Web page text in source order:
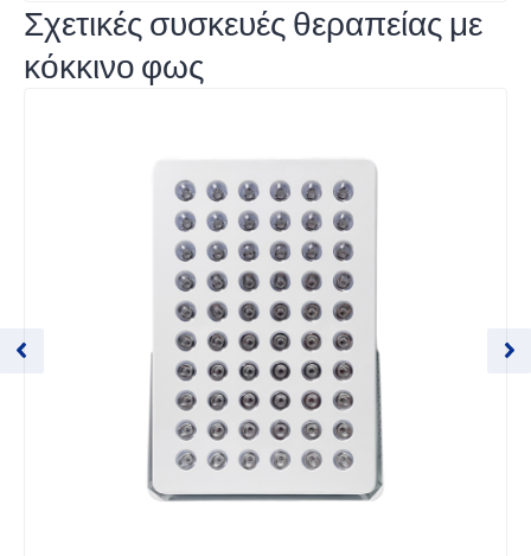
Σχετικές συσκευές θεραπείας με
κόκκινο φως